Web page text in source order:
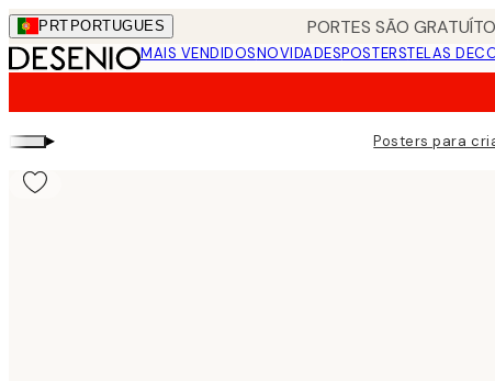
Skip
to
main
PRT PORTUGUES PORTES SÃO
MAIS VENDIDOSNOVIDADESPOSTERSTELAS
▸ Posters para